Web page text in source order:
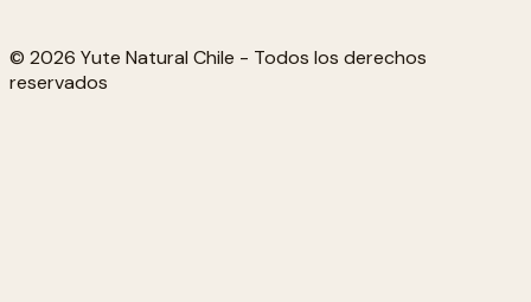
© 2026 Yute Natural Chile - Todos los derechos
reservados